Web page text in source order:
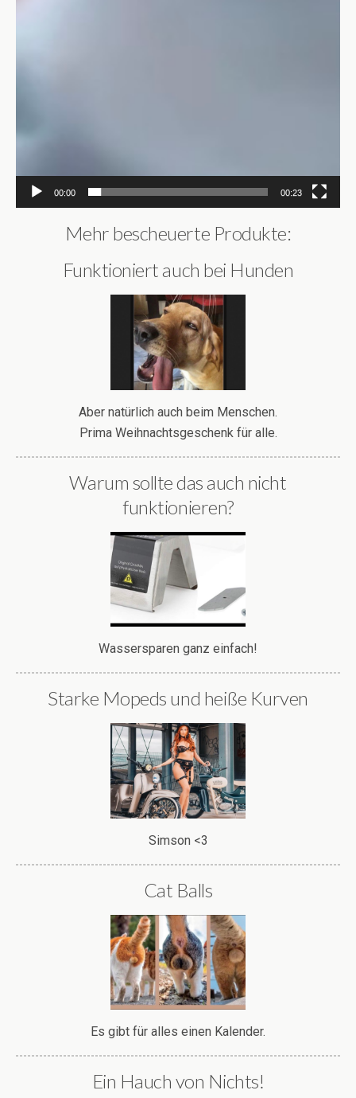
00:00 00:23
Mehr bescheuerte Produkte:
Funktioniert auch bei Hunden
Aber natürlich auch beim Menschen.
Prima Weihnachtsgeschenk für alle.
Warum sollte das auch nicht
funktionieren?
Wassersparen ganz einfach!
Starke Mopeds und heiße Kurven
Simson <3
Cat Balls
Es gibt für alles einen Kalender.
Ein Hauch von Nichts!